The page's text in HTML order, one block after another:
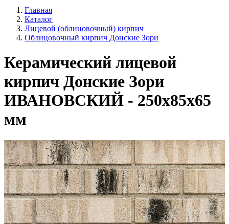
Главная
Каталог
Лицевой (облицовочный) кирпич
Облицовочный кирпич Донские Зори
Керамический лицевой
кирпич Донские Зори
ИВАНОВСКИЙ - 250х85х65
мм